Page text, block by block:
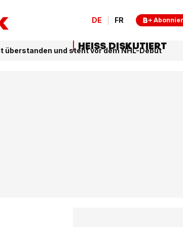
DE FR
überstanden und steht vor dem NHL-Debüt
HEISS DISKUTIERT